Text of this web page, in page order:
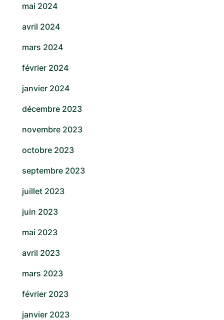
mai 2024
avril 2024
mars 2024
février 2024
janvier 2024
décembre 2023
novembre 2023
octobre 2023
septembre 2023
juillet 2023
juin 2023
mai 2023
avril 2023
mars 2023
février 2023
janvier 2023